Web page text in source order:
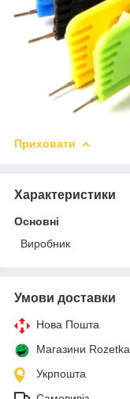
Приховати
Характеристики
Основні
Виробник
Умови доставки
Нова Пошта
Магазини Rozetka
Укрпошта